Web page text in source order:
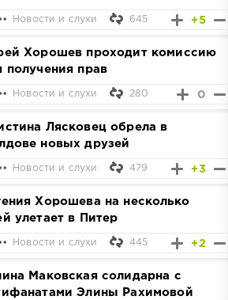
+5
Новости и слухи 645
Хорошев проходит комиссию
получения прав
0
Новости и слухи 280
Лясковец обрела в
новых друзей
+3
Новости и слухи 479
Хорошева на несколько
улетает в Питер
+2
Новости и слухи 445
Маковская солидарна с
Элины Рахимовой